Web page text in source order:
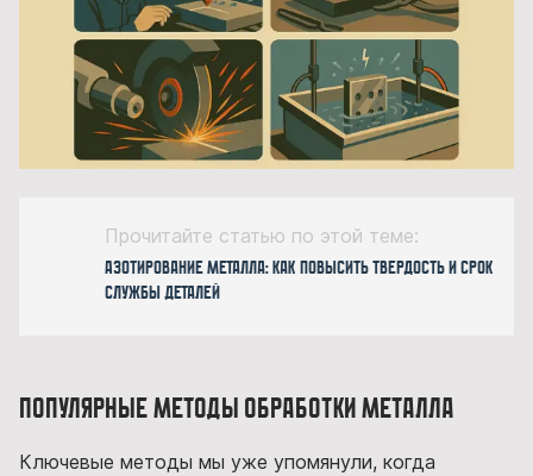
Прочитайте статью по этой теме:
Азотирование металла: как повысить твердость и срок
службы деталей
Популярные методы обработки металла
Ключевые методы мы уже упомянули, когда